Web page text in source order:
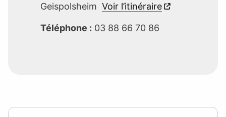
Geispolsheim Voir l’itinéraire
Téléphone : 03 88 66 70 86